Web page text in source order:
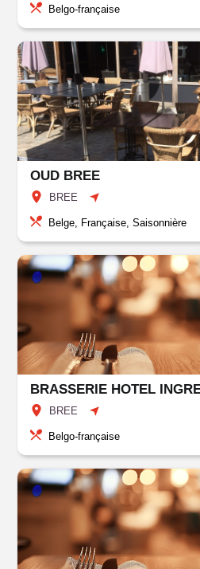
Belgo-française
OUD BREE
BREE
Belge, Française, Saisonnière
BRASSERIE HOTEL
BREE
Belgo-française